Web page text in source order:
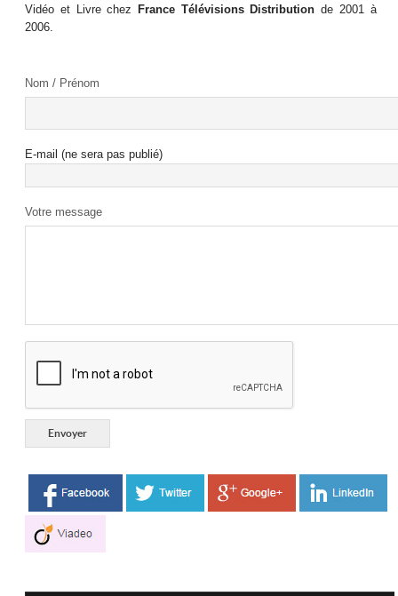
Vidéo et Livre chez
France Télévisions Distribution de 2001 à
2006.
Nom / Prénom
E-mail (ne sera pas publié)
Votre message